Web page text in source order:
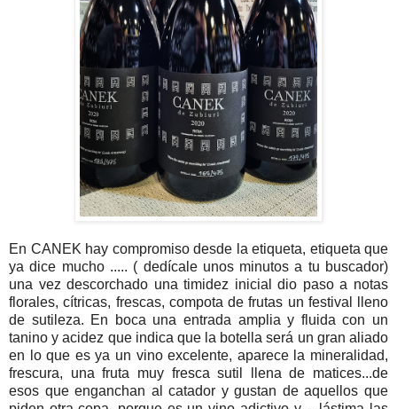
En CANEK hay compromiso desde la etiqueta, etiqueta que
ya dice mucho ..... ( dedícale unos minutos a tu buscador)
una vez descorchado una timidez inicial dio paso a notas
florales, cítricas, frescas, compota de frutas un festival lleno
de sutileza. En boca una entrada amplia y fluida con un
tanino y acidez que indica que la botella será un gran aliado
en lo que es ya un vino excelente, aparece la mineralidad,
frescura, una fruta muy fresca sutil llena de matices...de
esos que enganchan al catador y gustan de aquellos que